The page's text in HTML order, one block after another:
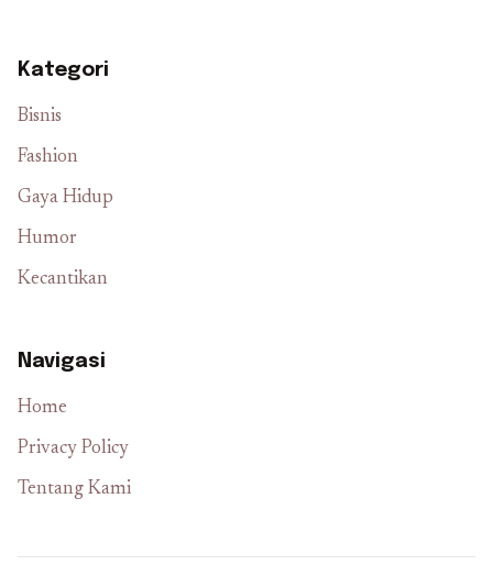
Kategori
Bisnis
Fashion
Gaya Hidup
Humor
Kecantikan
Navigasi
Home
Privacy Policy
Tentang Kami